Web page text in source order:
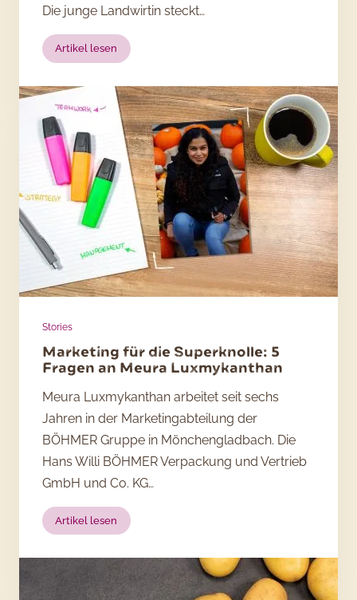
Die junge Landwirtin steckt…
Artikel lesen
Master
Agribusiness:
5
Fragen
an
Sophia
Pröbsting
Stories
Marketing für die Superknolle: 5
Fragen an Meura Luxmykanthan
Meura Luxmykanthan arbeitet seit sechs
Jahren in der Marketingabteilung der
BÖHMER Gruppe in Mönchengladbach. Die
Hans Willi BÖHMER Verpackung und Vertrieb
GmbH und Co. KG…
Artikel lesen
Marketing
Superknolle: